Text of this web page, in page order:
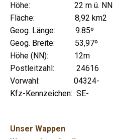
Höhe: 22 m ü. NN
Fläche: 8,92 km2
Geog. Länge: 9.85º
Geog. Breite: 53,97º
Höhe (NN): 12m
Postleitzahl: 24616
Vorwahl: 04324-
Kfz-Kennzeichen: SE-
Unser Wappen